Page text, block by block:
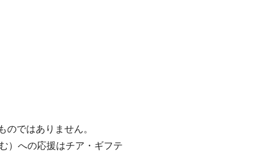
ではありません。
）への応援はチア・ギフテ